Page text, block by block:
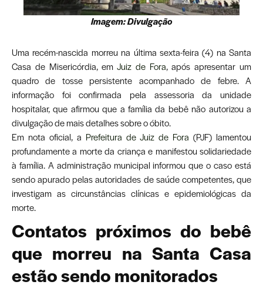
Imagem: Divulgação
Uma recém-nascida morreu na última sexta-feira (4) na Santa
Casa de Misericórdia, emJuiz de Fora, após apresentar um
quadro de tosse persistente acompanhado de febre. A
informação foi confirmada pela assessoria da unidade
hospitalar, que afirmou que a família da bebê não autorizou a
divulgação de mais detalhes sobre o óbito.
Em nota oficial, a Prefeitura de Juiz de Fora (PJF) lamentou
profundamente a morte da criança e manifestou solidariedade
à família. A administração municipal informou que o caso está
sendo apurado pelas autoridades de saúde competentes, que
investigam as circunstâncias clínicas e epidemiológicas da
morte.
Contatos próximos do bebê
que morreu na Santa Casa
estão sendo monitorados